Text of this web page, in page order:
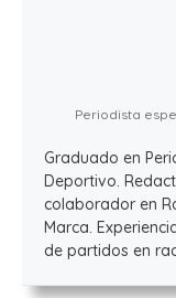
Periodista
Graduado en
Deportivo.
colaborador en
Marca.
de partidos en